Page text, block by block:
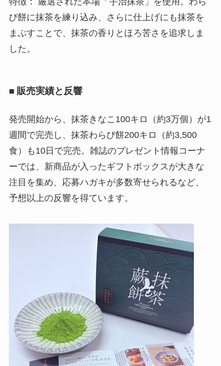
び餅に抹茶を練り込み、さらに仕上げにも抹茶を
まぶすことで、抹茶の香りとほろ苦さを追求しま
した。
■ 販売実績と反響
発売開始から、抹茶きなこ100キロ（約3万個）が1
週間で完売し、抹茶わらび餅200キロ（約3,500
食）も10日で完売。雑誌のプレゼント情報コーナ
ーでは、新商品が入ったギフトボックスが大きな
注目を集め、応募ハガキが多数寄せられるなど、
予想以上の反響を得ています。